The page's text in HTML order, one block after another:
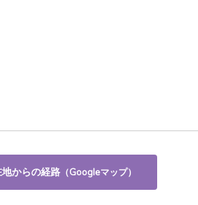
からの経路 （Googleマップ）